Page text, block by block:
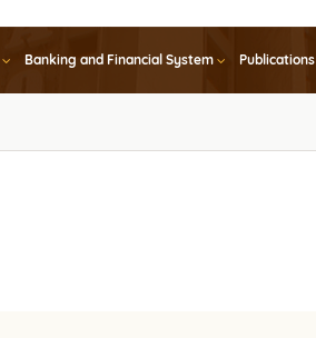
Banking and Financial System Publications